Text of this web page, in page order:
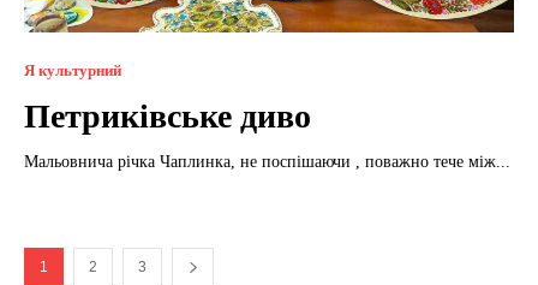
Я культурний
Петриківське диво
Мальовнича річка Чаплинка, не поспішаючи , поважно тече між...
1 2 3